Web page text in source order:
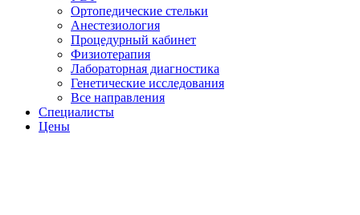
Ортопедические стельки
Анестезиология
Процедурный кабинет
Физиотерапия
Лабораторная диагностика
Генетические исследования
Все направления
Специалисты
Цены